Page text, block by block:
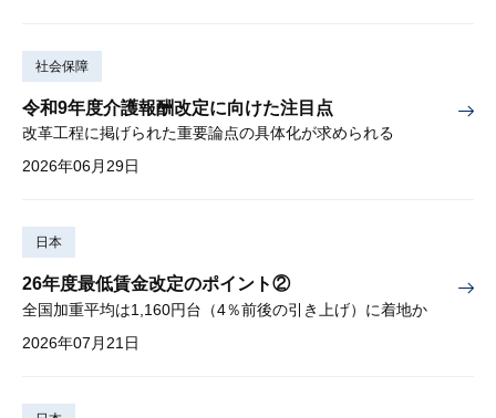
社会保障
令和9年度介護報酬改定に向けた注目点
改革工程に掲げられた重要論点の具体化が求められる
2026年06月29日
日本
26年度最低賃金改定のポイント②
全国加重平均は1,160円台（4％前後の引き上げ）に着地か
2026年07月21日